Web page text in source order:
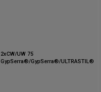
2xCW/UW 75
GypSerra®/GypSerra®/ULTRASTIL®